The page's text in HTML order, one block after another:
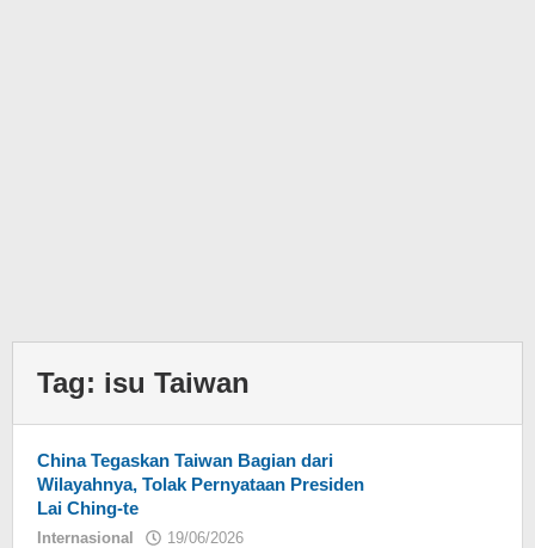
Tag: isu Taiwan
China Tegaskan Taiwan Bagian dari
Wilayahnya, Tolak Pernyataan Presiden
Lai Ching-te
Internasional 19/06/2026